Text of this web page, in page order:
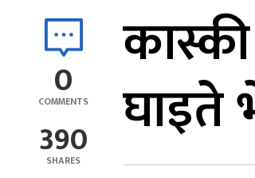
0
COMMENTS
390
SHARES
घाइते